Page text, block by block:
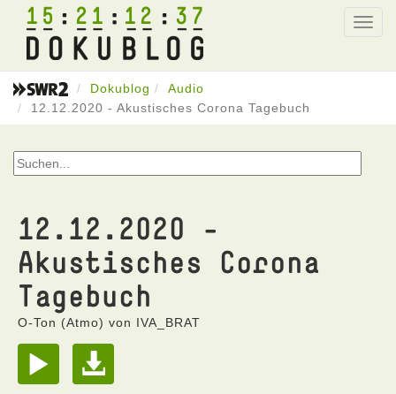
15 21 12 37
Dokublog
Audio
12.12.2020 - Akustisches Corona Tagebuch
12.12.2020 -
Akustisches Corona
Tagebuch
O-Ton (Atmo) von IVA_BRAT